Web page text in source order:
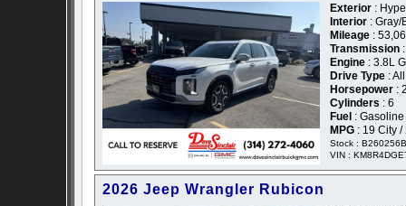
Exterior :
Interior : Gray/
Mileage :
Transmission
Engine : 3.8L
Drive Type :
Horsepower :
Cylinders : 6
Fuel : Gasoline
MPG : 19 City /
Stock : B260256B
VIN :
2026 Jeep Wrangler Rubicon